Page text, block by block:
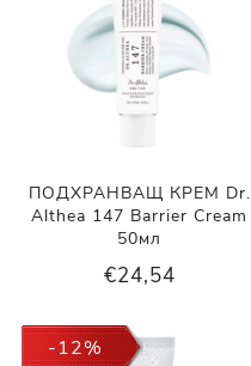
ПОДХРАНВАЩ КРЕМ Dr.
Althea 147 Barrier Cream
50мл
€24,54
-12%